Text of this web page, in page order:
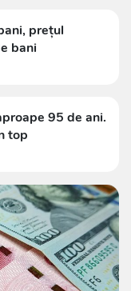
prețul
bani
95 de ani.
top